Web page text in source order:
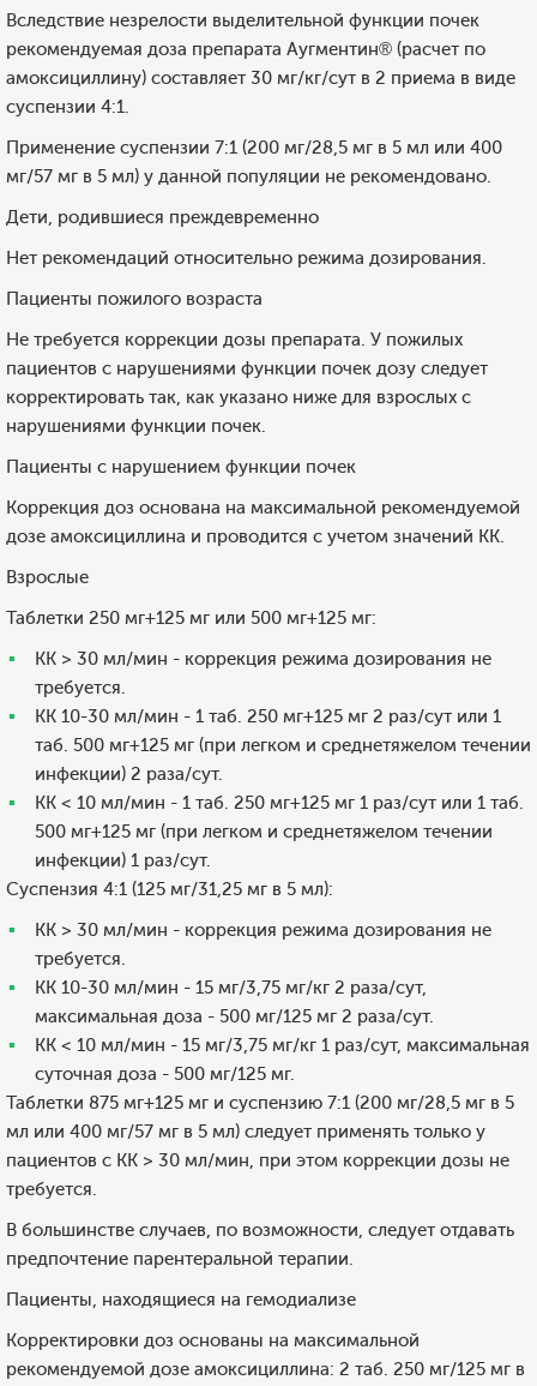
Вследствие незрелости выделительной функции почек
рекомендуемая доза препарата Аугментин® (расчет по
амоксициллину) составляет 30 мг/кг/сут в 2 приема в виде
суспензии 4:1.
Применение суспензии 7:1 (200 мг/28,5 мг в 5 мл или 400
мг/57 мг в 5 мл) у данной популяции не рекомендовано.
Дети, родившиеся преждевременно
Нет рекомендаций относительно режима дозирования.
Пациенты пожилого возраста
Не требуется коррекции дозы препарата. У пожилых
пациентов с нарушениями функции почек дозу следует
корректировать так, как указано ниже для взрослых с
нарушениями функции почек.
Пациенты с нарушением функции почек
Коррекция доз основана на максимальной рекомендуемой
дозе амоксициллина и проводится с учетом значений КК.
Взрослые
Таблетки 250 мг+125 мг или 500 мг+125 мг:
КК > 30 мл/мин - коррекция режима дозирования не
требуется.
КК 10-30 мл/мин - 1 таб. 250 мг+125 мг 2 раз/сут или 1
таб. 500 мг+125 мг (при легком и среднетяжелом течении
инфекции) 2 раза/сут.
КК < 10 мл/мин - 1 таб. 250 мг+125 мг 1 раз/сут или 1 таб.
500 мг+125 мг (при легком и среднетяжелом течении
инфекции) 1 раз/сут.
Суспензия 4:1 (125 мг/31,25 мг в 5 мл):
КК > 30 мл/мин - коррекция режима дозирования не
требуется.
КК 10-30 мл/мин - 15 мг/3,75 мг/кг 2 раза/сут,
максимальная доза - 500 мг/125 мг 2 раза/сут.
КК < 10 мл/мин - 15 мг/3,75 мг/кг 1 раз/сут, максимальная
суточная доза - 500 мг/125 мг.
Таблетки 875 мг+125 мг и суспензию 7:1 (200 мг/28,5 мг в 5
мл или 400 мг/57 мг в 5 мл) следует применять только у
пациентов с КК > 30 мл/мин, при этом коррекции дозы не
требуется.
В большинстве случаев, по возможности, следует отдавать
предпочтение парентеральной терапии.
Пациенты, находящиеся на гемодиализе
Корректировки доз основаны на максимальной
рекомендуемой дозе амоксициллина: 2 таб. 250 мг/125 мг в